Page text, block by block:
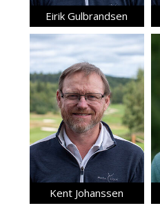
Eirik Gulbrandsen
Kent Johanssen